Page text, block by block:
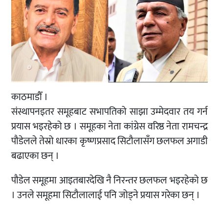
काठमाडौँ ।
संस्थापनइतर समूहबाट सभापतिको साझा उम्मेदवार तय गर्न
प्रयास भइरहेको छ । समूहका नेता कांग्रेस वरिष्ठ नेता रामचन्द्र
पौडेलले तेस्रो धारका कृष्णप्रसाद सिटौलासँग छलफल अगाडी
बढाएका छन् ।
पौडेल समूहमा आइतबारदेखि नै निरन्तर छलफल भइरहेको छ
। उनले समूहमा सिटौलालाई पनि जोड्ने प्रयास गरेका छन् ।